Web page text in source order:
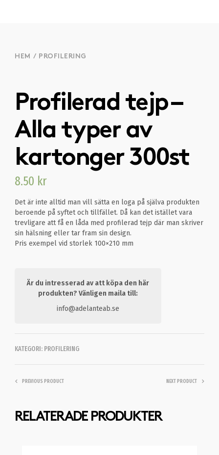
HEM / PROFILERING
Profilerad tejp –
Alla typer av
kartonger 300st
8.50 kr
Det är inte alltid man vill sätta en loga på själva produkten
beroende på syftet och tillfället. Då kan det istället vara
trevligare att få en låda med profilerad tejp där man skriver
sin hälsning eller tar fram sin design.
Pris exempel vid storlek 100×210 mm
Är du intresserad av att köpa den här
produkten? Vänligen maila till:
info@adelanteab.se
KATEGORI: PROFILERING
PREVIOUS PRODUCT NEXT PRODUCT
RELATERADE PRODUKTER